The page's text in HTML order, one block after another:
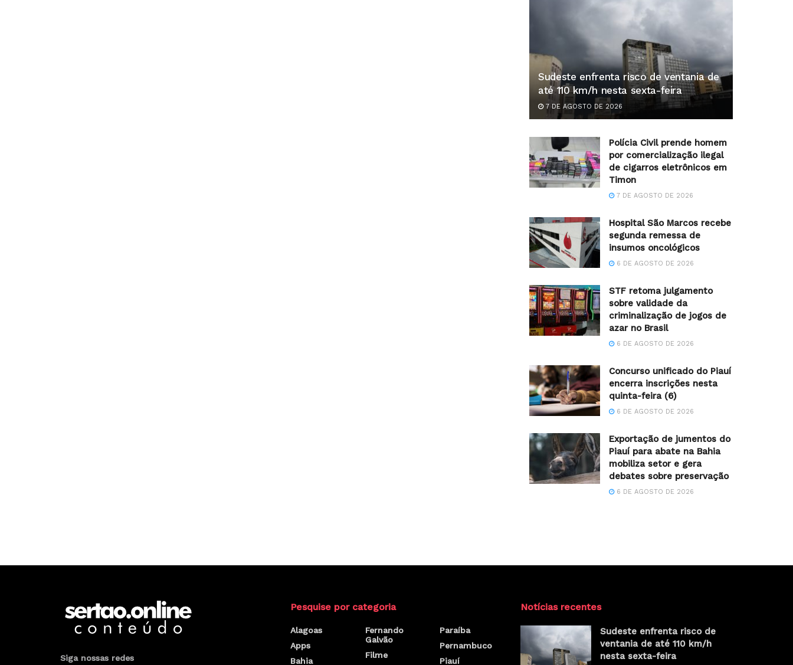
Sudeste enfrenta risco de ventania de
até 110 km/h nesta sexta-feira
7 DE AGOSTO DE 2026
Polícia Civil prende homem
por comercialização ilegal
de cigarros eletrônicos em
Timon
7 DE AGOSTO DE 2026
Hospital São Marcos recebe
segunda remessa de
insumos oncológicos
6 DE AGOSTO DE 2026
STF retoma julgamento
sobre validade da
criminalização de jogos de
azar no Brasil
6 DE AGOSTO DE 2026
Concurso unificado do Piauí
encerra inscrições nesta
quinta-feira (6)
6 DE AGOSTO DE 2026
Exportação de jumentos do
Piauí para abate na Bahia
mobiliza setor e gera
debates sobre preservação
6 DE AGOSTO DE 2026
Siga nossas redes
Pesquise por categoria
Alagoas
Apps
Bahia
Fernando
Galvão
Filme
Paraíba
Pernambuco
Piauí
Notícias recentes
Sudeste enfrenta risco de
ventania de até 110 km/h
nesta sexta-feira